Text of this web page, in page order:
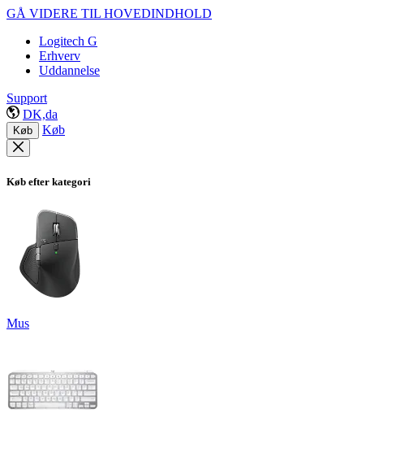
GÅ VIDERE TIL HOVEDINDHOLD
Logitech G
Erhverv
Uddannelse
Support
DK,da
Køb Køb
Køb efter kategori
Mus